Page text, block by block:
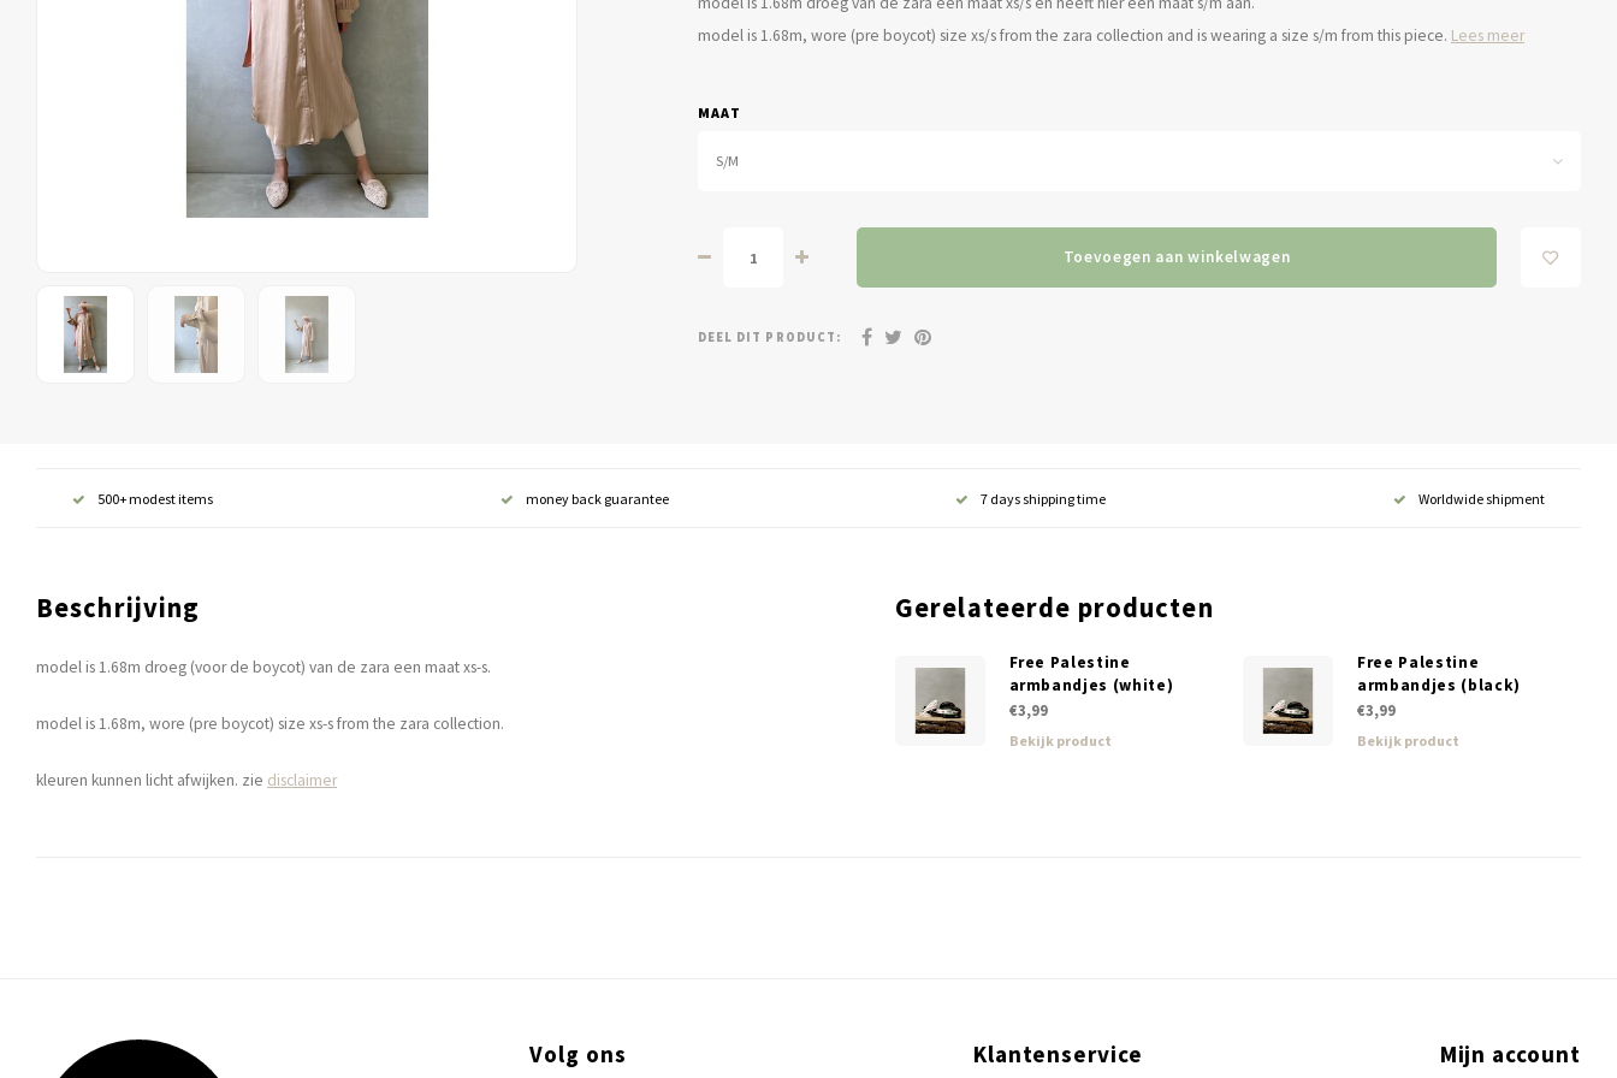
model is 1.68m, wore (pre boycot) size xs/s from the zara collection and is wearing a size s/m from this piece. Lees meer
MAAT
S/M
Toevoegen aan winkelwagen
DEEL DIT PRODUCT:
500+ modest items money back guarantee 7 days shipping time Worldwide shipment
Beschrijving
model is 1.68m droeg (voor de boycot) van de zara een maat xs-s.
model is 1.68m, wore (pre boycot) size xs-s from the zara collection.
kleuren kunnen licht afwijken. zie disclaimer
Gerelateerde producten
Free Palestine
armbandjes (white)
€3,99
Bekijk product
Free Palestine
armbandjes (black)
€3,99
Bekijk product
Volg ons Klantenservice Mijn account